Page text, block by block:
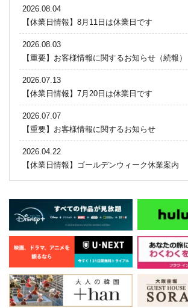
2026.08.04
【休業日情報】8月11日は休業日です
2026.08.03
【重要】お客様情報に関するお知らせ（続報）
2026.07.13
【休業日情報】7月20日は休業日です
2026.07.07
【重要】お客様情報に関するお知らせ
2026.04.22
【休業日情報】ゴールデンウィーク休業案内